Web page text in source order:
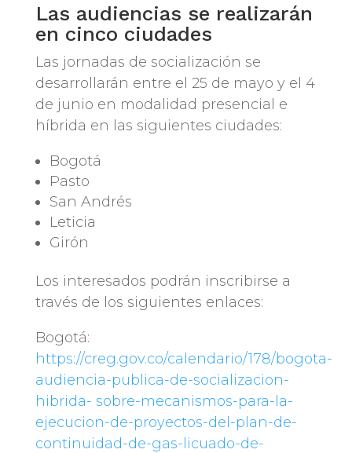
Las audiencias se realizarán
en cinco ciudades
Las jornadas de socialización se
desarrollarán entre el 25 de mayo y el 4
de junio en modalidad presencial e
híbrida en las siguientes ciudades:
Bogotá
Pasto
San Andrés
Leticia
Girón
Los interesados podrán inscribirse a
través de los siguientes enlaces:
Bogotá:
https://creg.gov.co/calendario/178/bogota-
audiencia-publica-de-socializacion-
hibrida- sobre-mecanismos-para-la-
ejecucion-de-proyectos-del-plan-de-
continuidad-de-gas-licuado-de-